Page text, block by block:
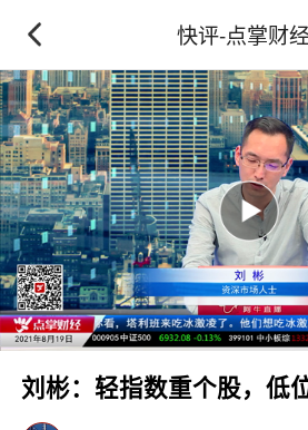
快评-点掌财
刘彬：轻指数重个股，低